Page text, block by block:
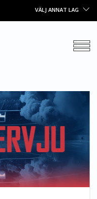
VÄLJ ANNAT LAG